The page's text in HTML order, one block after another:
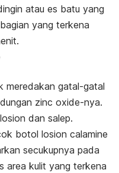
atau es batu yang
yang terkena
meredakan gatal-gatal
zinc oxide-nya.
dan salep.
botol losion calamine
secukupnya pada
area kulit yang terkena